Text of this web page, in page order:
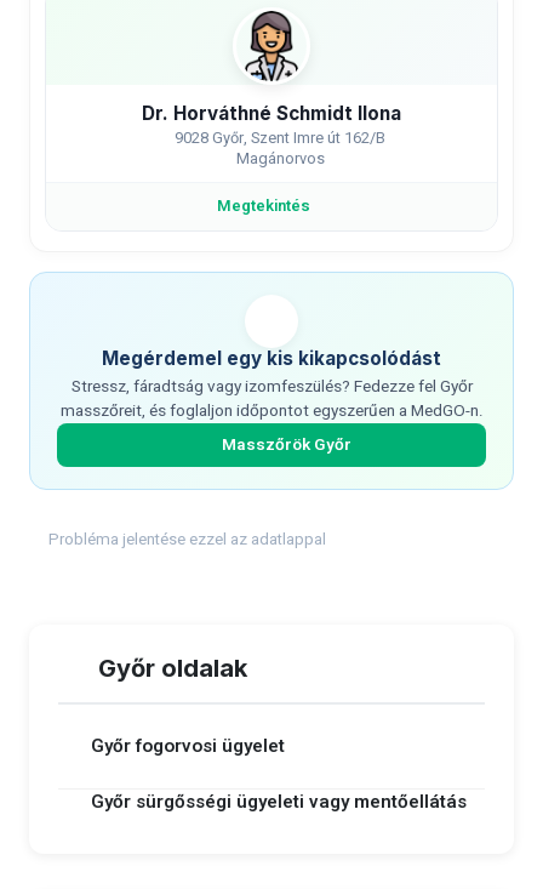
Dr. Horváthné Schmidt Ilona
9028 Győr, Szent Imre út 162/B
Magánorvos
Megtekintés
Megérdemel egy kis kikapcsolódást
Stressz, fáradtság vagy izomfeszülés? Fedezze fel Győr
masszőreit, és foglaljon időpontot egyszerűen a MedGO-n.
Masszőrök Győr
Probléma jelentése ezzel az adatlappal
Győr oldalak
Győr fogorvosi ügyelet
Győr sürgősségi ügyeleti vagy mentőellátás